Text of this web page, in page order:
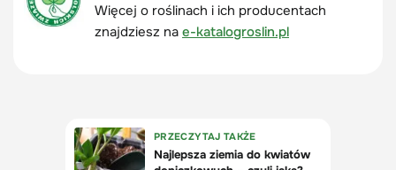
Więcej o roślinach i ich producentach
znajdziesz na e-katalogroslin.pl